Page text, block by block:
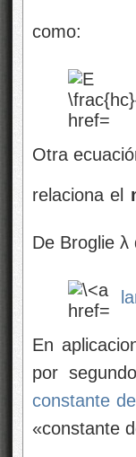
como:
Otra
relaciona el
De Broglie λ
En
por
constante
«constante